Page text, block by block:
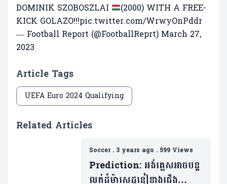
DOMINIK SZOBOSZLAI
(2000) WITH A FREE-
KICK GOLAZO!!!pic.twitter.com/WrwyOnPddr
— Football Report (@FootballReprt) March 27,
2023
Article Tags
UEFA Euro 2024 Qualifying
Related Articles
Soccer. 3 years ago . 599 Views
Prediction: អង់គ្លេសអាចបន្ត
លត់ដំម៉ាសេដូនៀខាងជើង